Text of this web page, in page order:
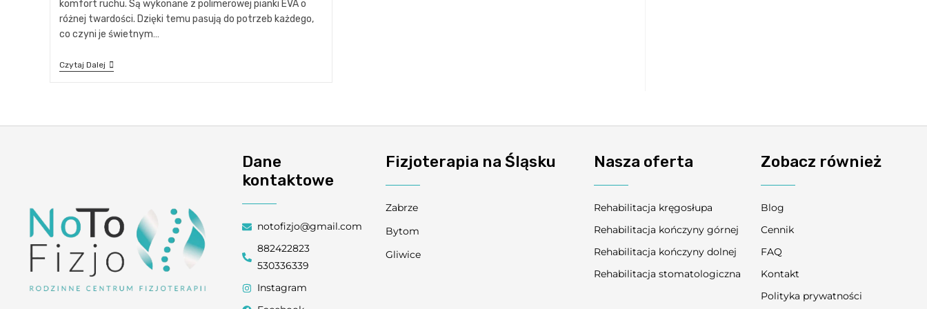
komfort ruchu. Są wykonane z polimerowej pianki EVA o
różnej twardości. Dzięki temu pasują do potrzeb każdego,
co czyni je świetnym…
Czytaj Dalej
Dane
kontaktowe
notofizjo@gmail.com
882422823
530336339
Instagram
Fizjoterapia na Śląsku
Zabrze
Bytom
Gliwice
Nasza oferta
Rehabilitacja kręgosłupa
Rehabilitacja kończyny górnej
Rehabilitacja kończyny dolnej
Rehabilitacja stomatologiczna
Zobacz również
Blog
Cennik
FAQ
Kontakt
Polityka prywatności